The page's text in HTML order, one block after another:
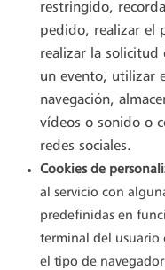
restringido,
pedido, realizar el
realizar la solicitud
un evento, utilizar
navegación,
vídeos o sonido o
redes sociales.
Cookies de
al servicio con
predefinidas en
terminal del usuario
el tipo de navegador